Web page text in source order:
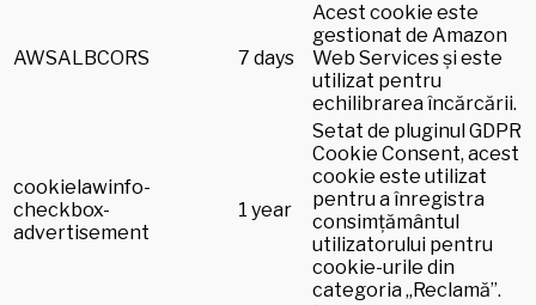
AWSALBCORS 7 days
Acest cookie este
gestionat de Amazon
Web Services și este
utilizat pentru
echilibrarea încărcării.
cookielawinfo-
checkbox-
advertisement
1 year
Setat de pluginul GDPR
Cookie Consent, acest
cookie este utilizat
pentru a înregistra
consimțământul
utilizatorului pentru
cookie-urile din
categoria „Reclamă”.